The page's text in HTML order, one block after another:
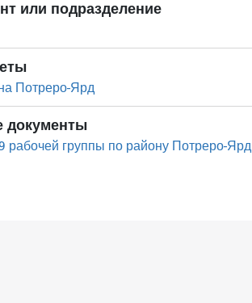
или подразделение
Потреро-Ярд
документы
рабочей группы по району Потреро-Ярд